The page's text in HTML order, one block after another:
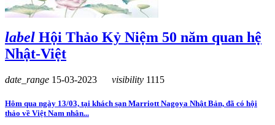
label Hội Thảo Kỷ Niệm 50 năm quan hệ
Nhật-Việt
date_range 15-03-2023 visibility 1115
Hôm qua ngày 13/03, tại khách sạn Marriott Nagoya Nhật Bản, đã có hội
thảo về Việt Nam nhân...